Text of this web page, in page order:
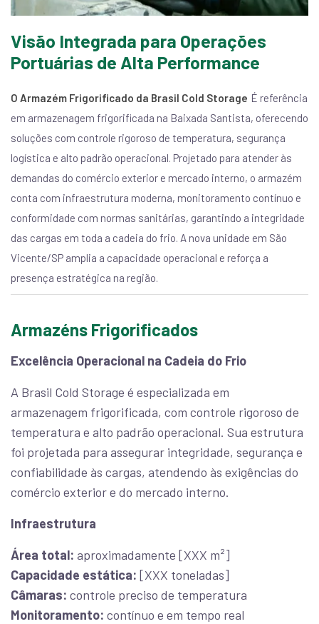
Visão Integrada para Operações
Portuárias de Alta Performance
O Armazém Frigorificado da Brasil Cold Storage É referência
em armazenagem frigorificada na Baixada Santista, oferecendo
soluções com controle rigoroso de temperatura, segurança
logística e alto padrão operacional. Projetado para atender às
demandas do comércio exterior e mercado interno, o armazém
conta com infraestrutura moderna, monitoramento contínuo e
conformidade com normas sanitárias, garantindo a integridade
das cargas em toda a cadeia do frio. A nova unidade em São
Vicente/SP amplia a capacidade operacional e reforça a
presença estratégica na região.
Armazéns Frigorificados
Excelência Operacional na Cadeia do Frio
A Brasil Cold Storage é especializada em
armazenagem frigorificada, com controle rigoroso de
temperatura e alto padrão operacional. Sua estrutura
foi projetada para assegurar integridade, segurança e
confiabilidade às cargas, atendendo às exigências do
comércio exterior e do mercado interno.
Infraestrutura
Área total: aproximadamente [XXX m²]
Capacidade estática: [XXX toneladas]
Câmaras: controle preciso de temperatura
Monitoramento: contínuo e em tempo real